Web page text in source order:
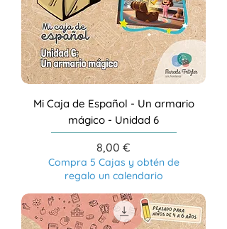
Mi Caja de Español - Un armario
mágico - Unidad 6
Precio
8,00 €
Compra 5 Cajas y obtén de
regalo un calendario